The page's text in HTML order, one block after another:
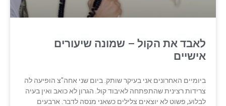
לאבד את הקול – שמונה שיעורים
אישיים
ביומיים האחרונים אני בעיקר שותק. ביום שני אחה"צ הופיעה לה
צרידות רצינית שהתפתחה לאיבוד קול. הגרון לא כואב ואין בעיה
לבלוע, פשוט לא יוצאים צלילים כשאני מנסה לדבר. ארבעים